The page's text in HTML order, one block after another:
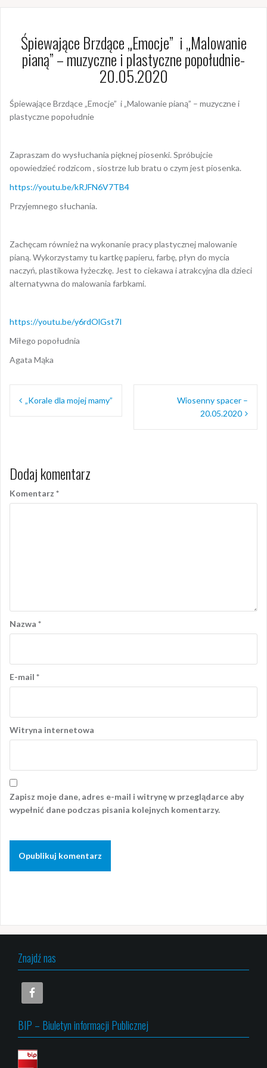
Śpiewające Brzdące „Emocje” i „Malowanie
pianą” – muzyczne i plastyczne popołudnie-
20.05.2020
Śpiewające Brzdące „Emocje” i „Malowanie pianą” – muzyczne i
plastyczne popołudnie
Zapraszam do wysłuchania pięknej piosenki. Spróbujcie
opowiedzieć rodzicom , siostrze lub bratu o czym jest piosenka.
https://youtu.be/kRJFN6V7TB4
Przyjemnego słuchania.
Zachęcam również na wykonanie pracy plastycznej malowanie
pianą. Wykorzystamy tu kartkę papieru, farbę, płyn do mycia
naczyń, plastikowa łyżeczkę. Jest to ciekawa i atrakcyjna dla dzieci
alternatywna do malowania farbkami.
https://youtu.be/y6rdOlGst7I
Miłego popołudnia
Agata Mąka
Nawigacja
wpisu
„Korale dla mojej mamy”
Wiosenny spacer –
20.05.2020
Dodaj komentarz
Komentarz *
Nazwa *
E-mail *
Witryna internetowa
Zapisz moje dane, adres e-mail i witrynę w przeglądarce aby
wypełnić dane podczas pisania kolejnych komentarzy.
Znajdź nas
BIP – Biuletyn informacji Publicznej